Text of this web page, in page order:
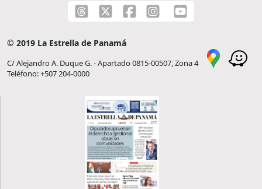
© 2019 La Estrella de Panamá
C/ Alejandro A. Duque G. - Apartado 0815-00507, Zona 4
Teléfono: +507 204-0000